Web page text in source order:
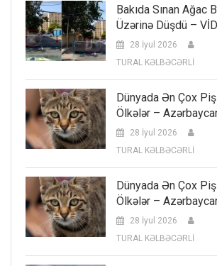
Bakıda Sınan Ağac
Üzərinə Düşdü –
28 İyul 2026
TURAL KƏLBƏCƏRLİ
Dünyada Ən Çox
Ölkələr –
28 İyul 2026
TURAL KƏLBƏCƏRLİ
Dünyada Ən Çox
Ölkələr –
28 İyul 2026
TURAL KƏLBƏCƏRLİ